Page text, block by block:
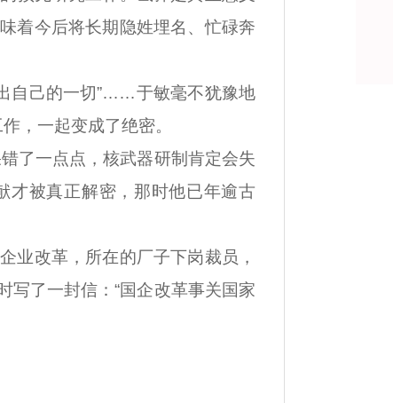
着今后将长期隐姓埋名、忙碌奔
自己的一切”……于敏毫不犹豫地
，一起变成了绝密。
了一点点，核武器研制肯定会失
才被真正解密，那时他已年逾古
改革，所在的厂子下岗裁员，
写了一封信：“国企改革事关国家